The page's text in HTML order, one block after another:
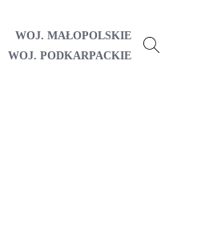
WOJ. MAŁOPOLSKIE
WOJ. PODKARPACKIE